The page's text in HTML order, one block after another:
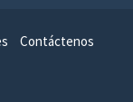
Contáctenos